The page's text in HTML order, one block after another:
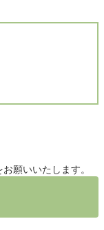
願いいたします。